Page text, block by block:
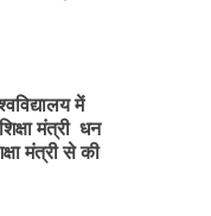
में
मंत्री धन
मंत्री से की